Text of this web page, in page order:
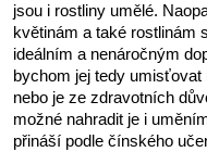
jsou i rostliny umělé.
květinám a také rostlinám
ideálním a nenáročným
bychom jej tedy
nebo je ze zdravotních
možné nahradit je i
přináší podle čínského